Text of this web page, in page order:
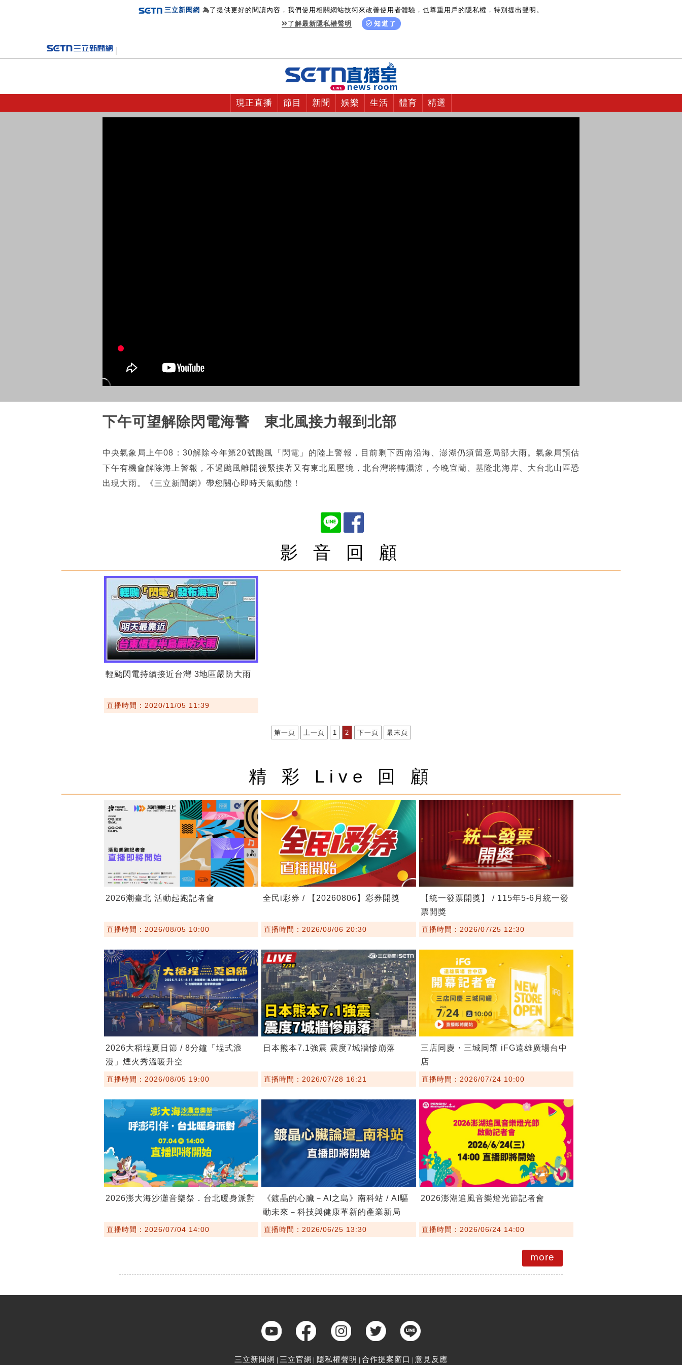
三立新聞網 為了提供更好的閱讀內容，我們使用相關網站技術來改善使用者體驗，也尊重用戶的隱私權，特別提出聲明。
了解最新隱私權聲明
知道了
現正直播 節目 新聞 娛樂 生活 體育 精選
下午可望解除閃電海警 東北風接力報到北部
中央氣象局上午08：30解除今年第20號颱風「閃電」的陸上警報，目前剩下西南沿海、澎湖仍須留意局部大雨。氣象局預估
下午有機會解除海上警報，不過颱風離開後緊接著又有東北風壓境，北台灣將轉濕涼，今晚宜蘭、基隆北海岸、大台北山區恐
出現大雨。《三立新聞網》帶您關心即時天氣動態！
影 音 回 顧
輕颱閃電持續接近台灣 3地區嚴防大雨
直播時間：2020/11/05 11:39
第一頁 上一頁 1 2 下一頁 最末頁
精 彩 Live 回 顧
2026潮臺北 活動起跑記者會
直播時間：2026/08/05 10:00
全民i彩券 / 【20260806】彩券開獎
直播時間：2026/08/06 20:30
【統一發票開獎】 / 115年5-6月統一發
票開獎
直播時間：2026/07/25 12:30
2026大稻埕夏日節 / 8分鐘「埕式浪
漫」煙火秀溫暖升空
直播時間：2026/08/05 19:00
日本熊本7.1強震 震度7城牆慘崩落
直播時間：2026/07/28 16:21
三店同慶・三城同耀 iFG遠雄廣場台中
店
直播時間：2026/07/24 10:00
2026澎大海沙灘音樂祭．台北暖身派對
直播時間：2026/07/04 14:00
《鍍晶的心臟－AI之島》南科站 / AI驅
動未來－科技與健康革新的產業新局
直播時間：2026/06/25 13:30
2026澎湖追風音樂燈光節記者會
直播時間：2026/06/24 14:00
more
三立新聞網 三立官網 隱私權聲明 合作提案窗口 意見反應